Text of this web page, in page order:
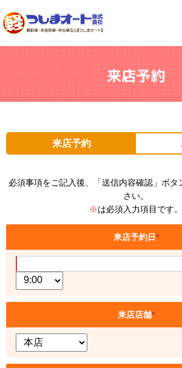
来店予約
来店予約
必須事項をご記入後、「送信内容確認」ボ
さい。
※は必須入力項目です。
来店予約日*
来店店舗*